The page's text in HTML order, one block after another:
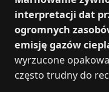
interpretacji dat
ogromnych
emisję gazów
wyrzucone
często trudny do